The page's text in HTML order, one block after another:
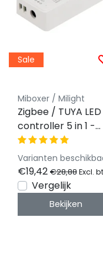
Sale
Miboxer / Milight
Zigbee / TUYA LED
controller 5 in 1 -
voor Single
Color/Dual
White/RGB/
LED strips 12-24v -
SZ5
Varianten
€19,42 €28,88Excl.
Vergelijk
Bekijken